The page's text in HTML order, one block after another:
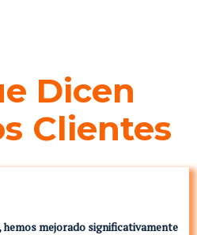
Dicen
Clientes
mejorado significativamente